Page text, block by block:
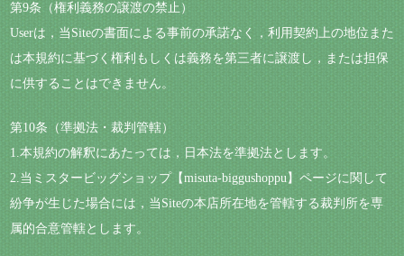
第9条（権利義務の譲渡の禁止）
Userは，当Siteの書面による事前の承諾なく，利用契約上の地位また
は本規約に基づく権利もしくは義務を第三者に譲渡し，または担保
に供することはできません。
第10条（準拠法・裁判管轄）
1.本規約の解釈にあたっては，日本法を準拠法とします。
2.当ミスタービッグショップ【misuta-biggushoppu】ページに関して
紛争が生じた場合には，当Siteの本店所在地を管轄する裁判所を専
属的合意管轄とします。